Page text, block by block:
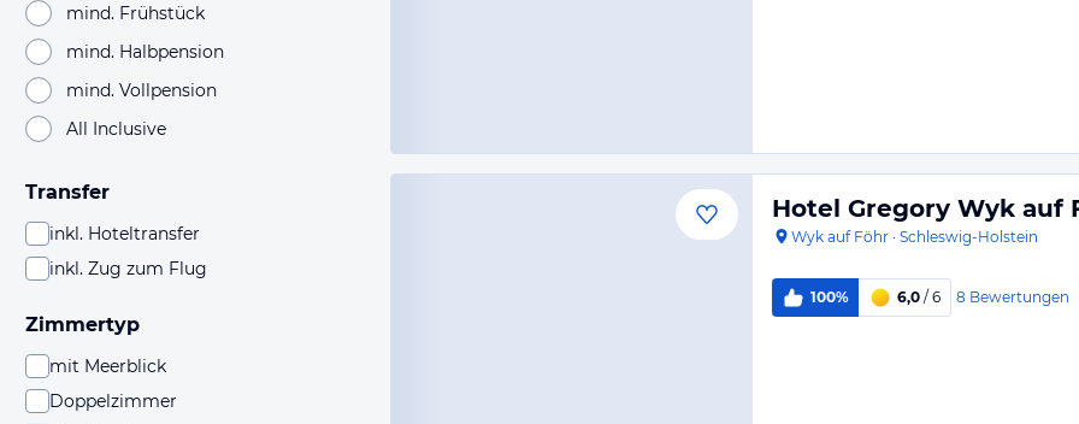
mind. Frühstück
mind. Halbpension
mind. Vollpension
All Inclusive
Transfer
inkl. Hoteltransfer
inkl. Zug zum Flug
Zimmertyp
mit Meerblick
Doppelzimmer
Hotel Gregory Wyk auf
Wyk auf Föhr · Schleswig-Holstein
100% 6,0 / 6 8 Bewertungen